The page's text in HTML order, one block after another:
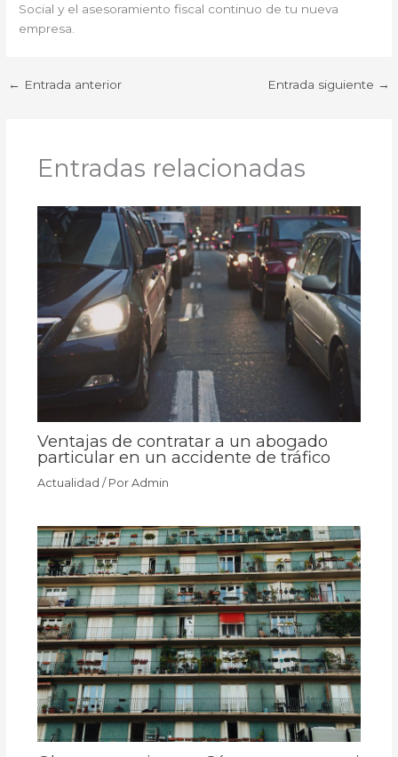
Social y el asesoramiento fiscal continuo de tu nueva
empresa.
← Entrada anterior Entrada siguiente →
Entradas relacionadas
Ventajas de contratar a un abogado
particular en un accidente de tráfico
Actualidad / Por Admin